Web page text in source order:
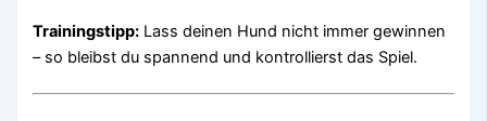
Trainingstipp: Lass deinen Hund nicht immer gewinnen
– so bleibst du spannend und kontrollierst das Spiel.